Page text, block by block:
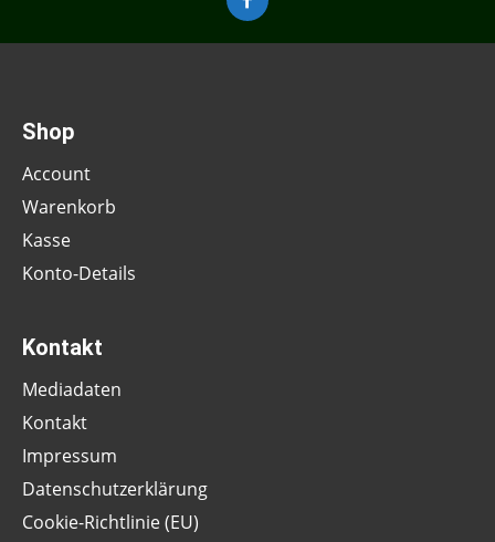
Shop
Account
Warenkorb
Kasse
Konto-Details
Kontakt
Mediadaten
Kontakt
Impressum
Datenschutzerklärung
Cookie-Richtlinie (EU)